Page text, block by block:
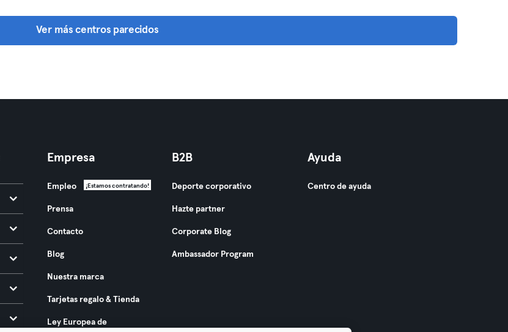
Ver más centros parecidos
Empresa
Empleo ¡Estamos contratando!
Prensa
Contacto
Blog
Nuestra marca
Tarjetas regalo & Tienda
Ley Europea de
B2B
Deporte corporativo
Hazte partner
Corporate Blog
Ambassador Program
Ayuda
Centro de ayuda